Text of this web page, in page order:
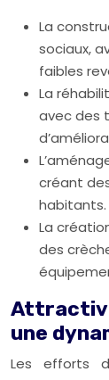
La
sociaux,
faibles
La
avec des
créant
habitants.
La
des
une
Les efforts